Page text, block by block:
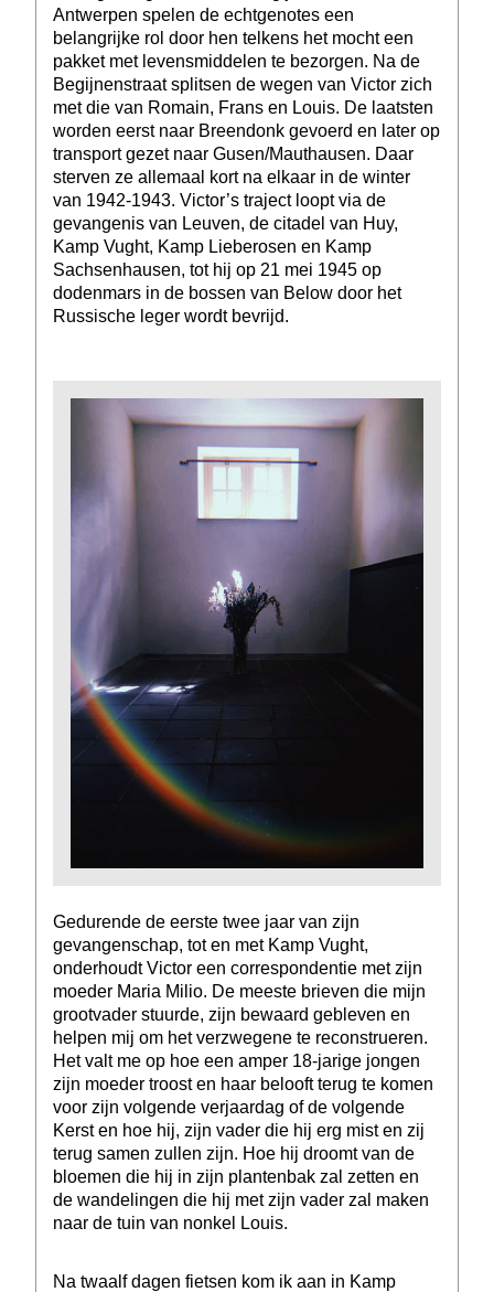
Antwerpen spelen de echtgenotes een
belangrijke rol door hen telkens het mocht een
pakket met levensmiddelen te bezorgen. Na de
Begijnenstraat splitsen de wegen van Victor zich
met die van Romain, Frans en Louis. De laatsten
worden eerst naar Breendonk gevoerd en later op
transport gezet naar Gusen/Mauthausen. Daar
sterven ze allemaal kort na elkaar in de winter
van 1942-1943. Victor’s traject loopt via de
gevangenis van Leuven, de citadel van Huy,
Kamp Vught, Kamp Lieberosen en Kamp
Sachsenhausen, tot hij op 21 mei 1945 op
dodenmars in de bossen van Below door het
Russische leger wordt bevrijd.
Gedurende de eerste twee jaar van zijn
gevangenschap, tot en met Kamp Vught,
onderhoudt Victor een correspondentie met zijn
moeder Maria Milio. De meeste brieven die mijn
grootvader stuurde, zijn bewaard gebleven en
helpen mij om het verzwegene te reconstrueren.
Het valt me op hoe een amper 18-jarige jongen
zijn moeder troost en haar belooft terug te komen
voor zijn volgende verjaardag of de volgende
Kerst en hoe hij, zijn vader die hij erg mist en zij
terug samen zullen zijn. Hoe hij droomt van de
bloemen die hij in zijn plantenbak zal zetten en
de wandelingen die hij met zijn vader zal maken
naar de tuin van nonkel Louis.
Na twaalf dagen fietsen kom ik aan in Kamp